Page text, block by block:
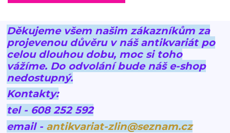
Děkujeme všem našim zákazníkům za
projevenou důvěru v náš antikvariát po
celou dlouhou dobu, moc si toho
vážíme. Do odvolání bude náš e-shop
nedostupný.
Kontakty:
tel - 608 252 592
email - antikvariat-zlin@seznam.cz